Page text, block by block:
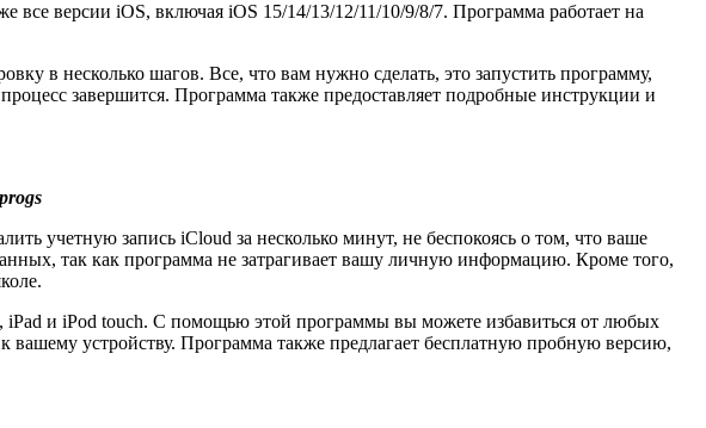
все версии iOS, включая iOS 15/14/13/12/11/10/9/8/7. Программа работает на
в несколько шагов. Все, что вам нужно сделать, это запустить программу,
завершится. Программа также предоставляет подробные инструкции и
учетную запись iCloud за несколько минут, не беспокоясь о том, что ваше
так как программа не затрагивает вашу личную информацию. Кроме того,
iPad и iPod touch. С помощью этой программы вы можете избавиться от любых
устройству. Программа также предлагает бесплатную пробную версию,